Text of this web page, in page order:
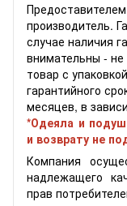
производитель.
случае наличия
внимательны -
товар с
гарантийного
месяцев, в
*Одеяла и
и возврату не
Компания
надлежащего
прав